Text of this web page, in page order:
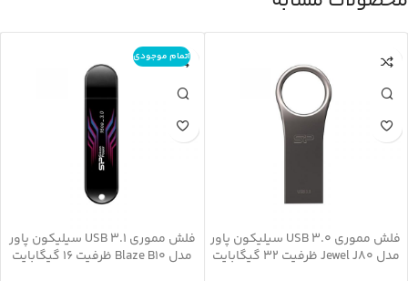
فلش مموری USB 3.0 سیلیکون پاور
مدل Jewel J80 ظرفیت 32 گیگابایت
اتمام موجودی
فلش مموری USB 3.1 سیلیکون پاور
مدل Blaze B10 ظرفیت 16 گیگابایت